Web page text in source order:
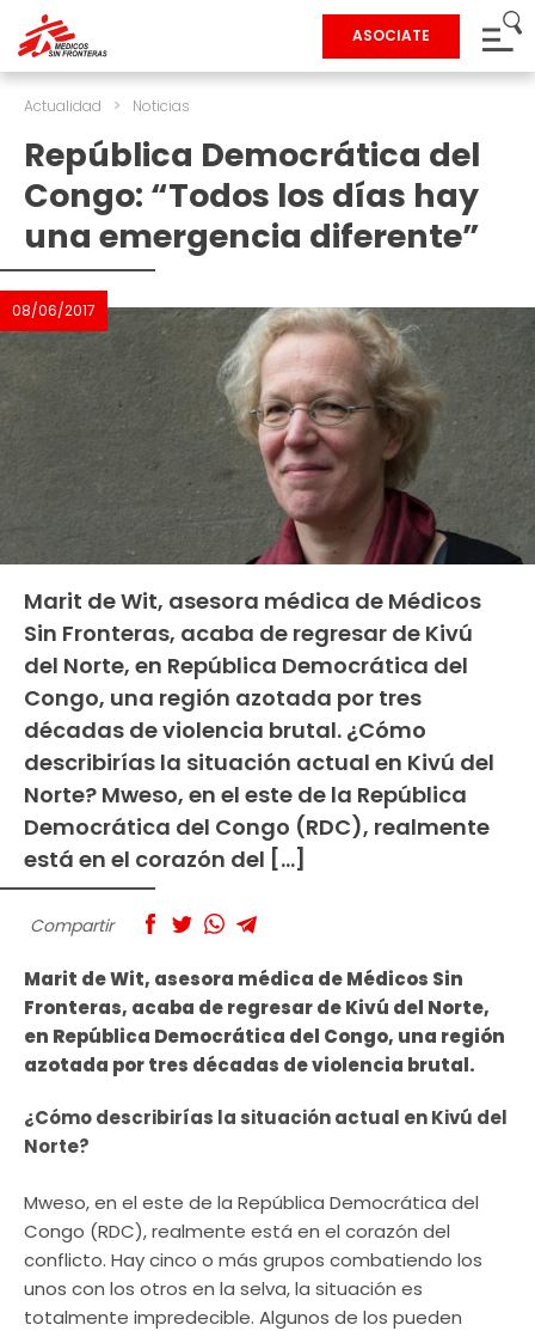
ASOCIATE
Actualidad > Noticias
República Democrática del
Congo: “Todos los días hay
una emergencia diferente”
08/06/2017
Marit de Wit, asesora médica de Médicos
Sin Fronteras, acaba de regresar de Kivú
del Norte, en República Democrática del
Congo, una región azotada por tres
décadas de violencia brutal. ¿Cómo
describirías la situación actual en Kivú del
Norte? Mweso, en el este de la República
Democrática del Congo (RDC), realmente
está en el corazón del […]
Compartir
Marit de Wit, asesora médica de Médicos Sin
Fronteras, acaba de regresar de Kivú del Norte,
en República Democrática del Congo, una región
azotada por tres décadas de violencia brutal.
¿Cómo describirías la situación actual en Kivú del
Norte?
Mweso, en el este de la República Democrática del
Congo (RDC), realmente está en el corazón del
conflicto. Hay cinco o más grupos combatiendo los
unos con los otros en la selva, la situación es
totalmente impredecible. Algunos de los pueden